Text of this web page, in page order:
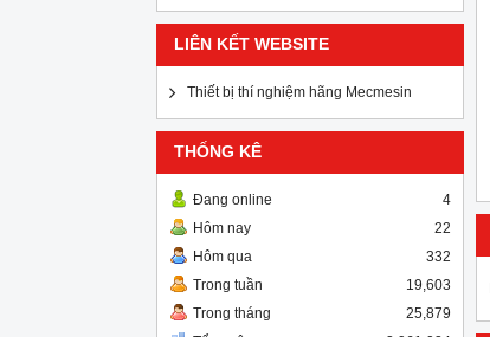
LIÊN KẾT WEBSITE
Thiết bị thí nghiệm hãng Mecmesin
THỐNG KÊ
Đang online
4
Hôm nay
22
Hôm qua
332
Trong tuần
19,603
Trong tháng
25,879